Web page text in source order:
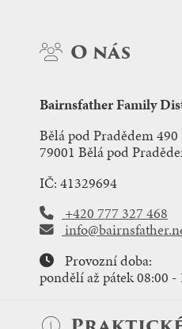
O nás
Bairnsfather Family
Bělá pod Pradědem 490
79001 Bělá pod
IČ: 41329694
+420 777 327 468
Provozní doba:
pondělí až pátek 08:00 -